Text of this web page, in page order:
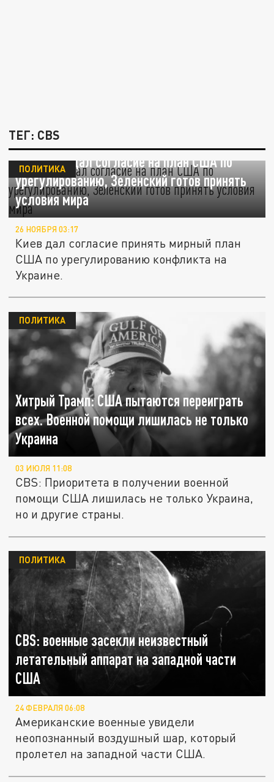
ТЕГ: CBS
CBS: Киев дал согласие на план США по
урегулированию, Зеленский готов принять
условия мира
ПОЛИТИКА
26 НОЯБРЯ 03:17
Киев дал согласие принять мирный план
США по урегулированию конфликта на
Украине.
Хитрый Трамп: США пытаются переиграть
всех. Военной помощи лишилась не только
Украина
ПОЛИТИКА
03 ИЮЛЯ 11:08
CBS: Приоритета в получении военной
помощи США лишилась не только Украина,
но и другие страны.
CBS: военные засекли неизвестный
летательный аппарат на западной части
США
ПОЛИТИКА
24 ФЕВРАЛЯ 06:08
Американские военные увидели
неопознанный воздушный шар, который
пролетел на западной части США.